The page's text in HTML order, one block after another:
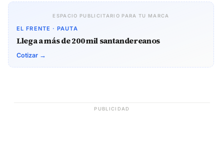
ESPACIO PUBLICITARIO PARA TU MARCA
EL FRENTE · PAUTA
Llega a más de 200 mil santandereanos
Cotizar →
PUBLICIDAD